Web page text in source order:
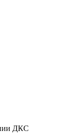
ДКС